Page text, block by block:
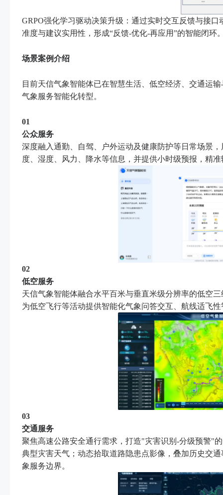
GRPO强化学习驱动决策升级：通过实时交互反馈与接
准度与建议实用性，形成“反馈-优化-再应用”的智能闭环
场景案例介绍
目前天信气象智能体已在智慧生活、低空经济、交通运
气象服务智能化转型。
01
公众服务
深度融入通勤、自驾、户外运动及健康防护等日常场景
度、湿度、风力、降水等信息，并提供小时级预报，精
02
低空服务
天信气象智能体融合水平百米与垂直米级分辨率的低空
为低空飞行等活动提供智能化气象问答交互、航线适飞
03
交通服务
聚焦高速公路安全通行需求，打造"灾害识别-分级预警"
典型灾害天气；动态拾取道路隐患点影像，叠加历史交
象服务边界。